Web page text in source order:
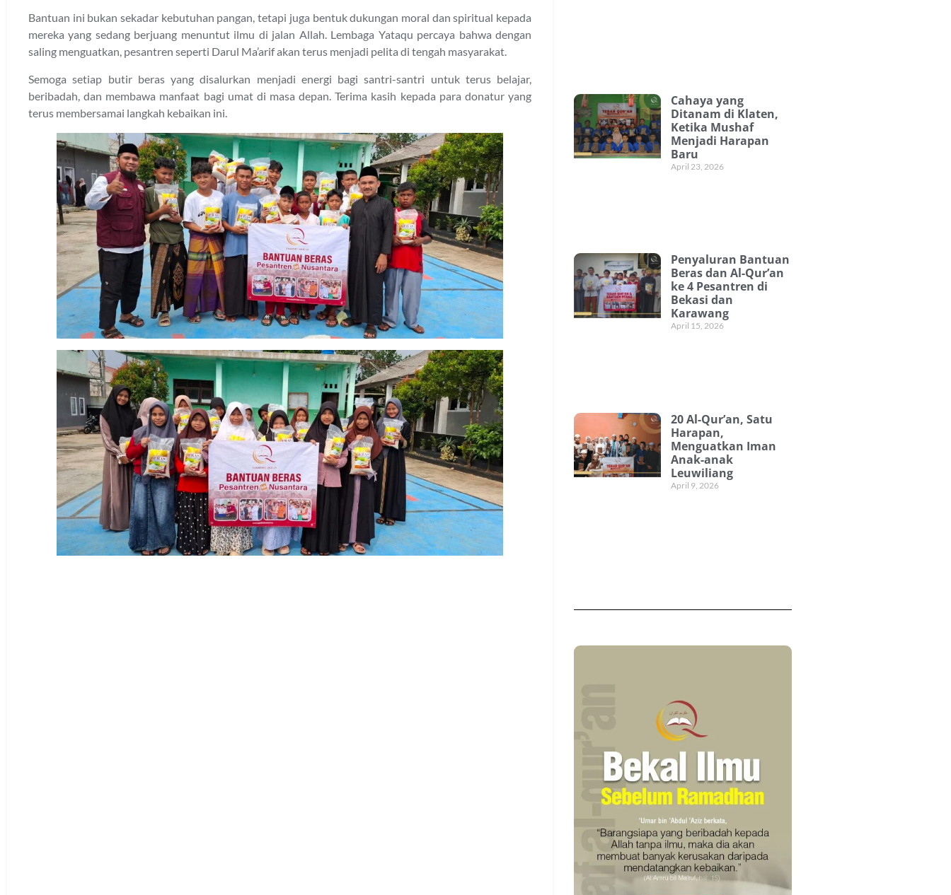
Bantuan ini bukan sekadar kebutuhan pangan, tetapi juga bentuk dukungan moral dan spiritual kepada
mereka yang sedang berjuang menuntut ilmu di jalan Allah. Lembaga Yataqu percaya bahwa dengan
saling menguatkan, pesantren seperti Darul Ma’arif akan terus menjadi pelita di tengah masyarakat.
Semoga setiap butir beras yang disalurkan menjadi energi bagi santri-santri untuk terus belajar,
beribadah, dan membawa manfaat bagi umat di masa depan. Terima kasih kepada para donatur yang
terus membersamai langkah kebaikan ini.
Cahaya yang
Ditanam di Klaten,
Ketika Mushaf
Menjadi Harapan
Baru
April 23, 2026
Penyaluran Bantuan
Beras dan Al-Qur’an
ke 4 Pesantren di
Bekasi dan
Karawang
April 15, 2026
20 Al-Qur’an, Satu
Harapan,
Menguatkan Iman
Anak-anak
Leuwiliang
April 9, 2026